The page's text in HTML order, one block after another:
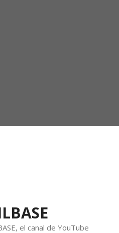
el canal de YouTube